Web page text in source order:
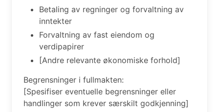
Betaling av regninger og forvaltning av
inntekter
Forvaltning av fast eiendom og
verdipapirer
[Andre relevante økonomiske forhold]
Begrensninger i fullmakten:
[Spesifiser eventuelle begrensninger eller
handlinger som krever særskilt godkjenning]